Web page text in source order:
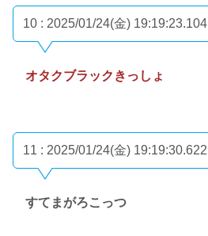
10 : 2025/01/24(金) 19:19:23.104
オタクブラックきっしょ
11 : 2025/01/24(金) 19:19:30.622
すてまがろこっつ